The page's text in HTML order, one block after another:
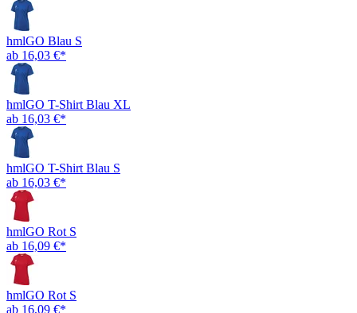
hmlGO Blau S
ab 16,03 €*
hmlGO T-Shirt Blau XL
ab 16,03 €*
hmlGO T-Shirt Blau S
ab 16,03 €*
hmlGO Rot S
ab 16,09 €*
hmlGO Rot S
ab 16,09 €*